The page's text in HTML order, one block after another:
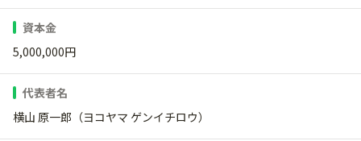
資本金
5,000,000円
代表者名
横山 原一郎（ヨコヤマ ゲンイチロウ）